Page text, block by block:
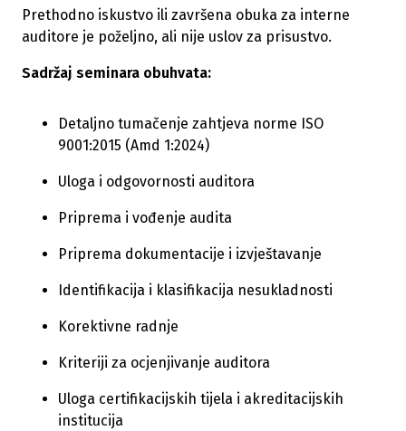
Prethodno iskustvo ili završena obuka za interne
auditore je poželjno, ali nije uslov za prisustvo.
Sadržaj seminara obuhvata:
Detaljno tumačenje zahtjeva norme ISO
9001:2015 (Amd 1:2024)
Uloga i odgovornosti auditora
Priprema i vođenje audita
Priprema dokumentacije i izvještavanje
Identifikacija i klasifikacija nesukladnosti
Korektivne radnje
Kriteriji za ocjenjivanje auditora
Uloga certifikacijskih tijela i akreditacijskih
institucija